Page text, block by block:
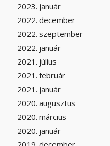
2023. január
2022. december
2022. szeptember
2022. január
2021. július
2021. február
2021. január
2020. augusztus
2020. március
2020. január